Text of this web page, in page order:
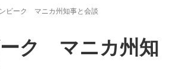
ビーク マニカ州知事と会談
ク マニカ州知